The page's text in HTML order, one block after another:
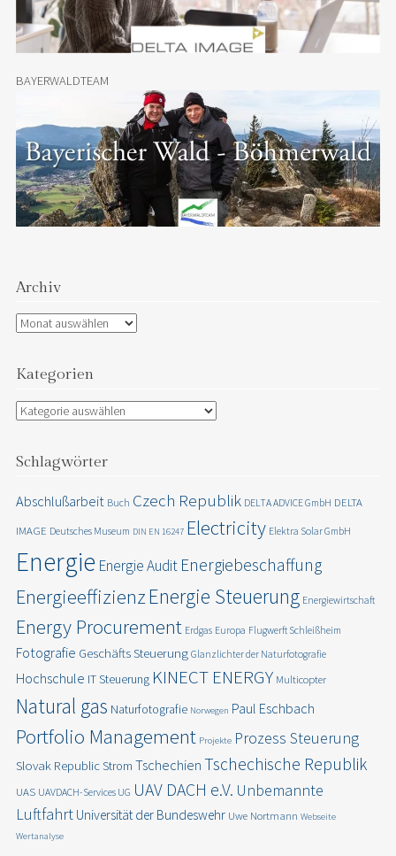
BAYERWALDTEAM
Archiv
Archiv
Kategorien
Kategorien
Schlagwörter
Abschlußarbeit Buch Czech Republik DELTA ADVICE GmbH DELTA
IMAGE Deutsches Museum DIN EN 16247 Electricity Elektra Solar GmbH
Energie Energie Audit Energiebeschaffung
EnergieeffizienzEnergie Steuerung Energiewirtschaft
Energy Procurement Erdgas Europa Flugwerft Schleißheim
Fotografie Geschäfts Steuerung Glanzlichter der Naturfotografie
Hochschule IT Steuerung KINECT ENERGY Multicopter
Natural gas Naturfotografie Norwegen Paul Eschbach
Portfolio Management Projekte Prozess Steuerung
Slovak RepublicStrom Tschechien Tschechische Republik
UAS UAVDACH-Services UG UAV DACH e.V. Unbemannte
Luftfahrt Universität der Bundeswehr Uwe Nortmann Webseite
Wertanalyse